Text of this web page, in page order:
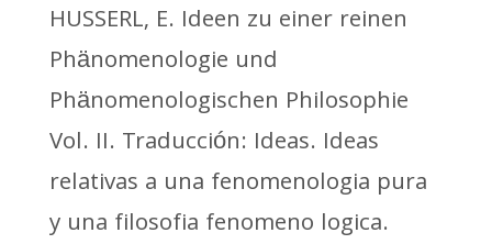
HUSSERL, E. Ideen zu einer reinen
Phänomenologie und
Phänomenologischen Philosophie
Vol. II. Traducción: Ideas. Ideas
relativas a una fenomenologia pura
y una filosofia fenomeno logica.